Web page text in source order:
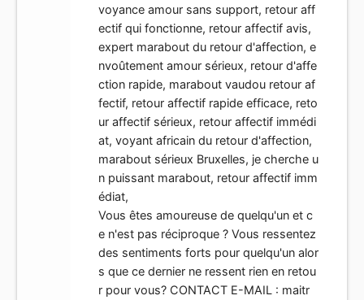
voyance amour sans support, retour aff
ectif qui fonctionne, retour affectif avis,
expert marabout du retour d'affection, e
nvoûtement amour sérieux, retour d'affe
ction rapide, marabout vaudou retour af
fectif, retour affectif rapide efficace, reto
ur affectif sérieux, retour affectif immédi
at, voyant africain du retour d'affection,
marabout sérieux Bruxelles, je cherche u
n puissant marabout, retour affectif imm
édiat,
Vous êtes amoureuse de quelqu'un et c
e n'est pas réciproque ? Vous ressentez
des sentiments forts pour quelqu'un alor
s que ce dernier ne ressent rien en retou
r pour vous? CONTACT E-MAIL : maitr